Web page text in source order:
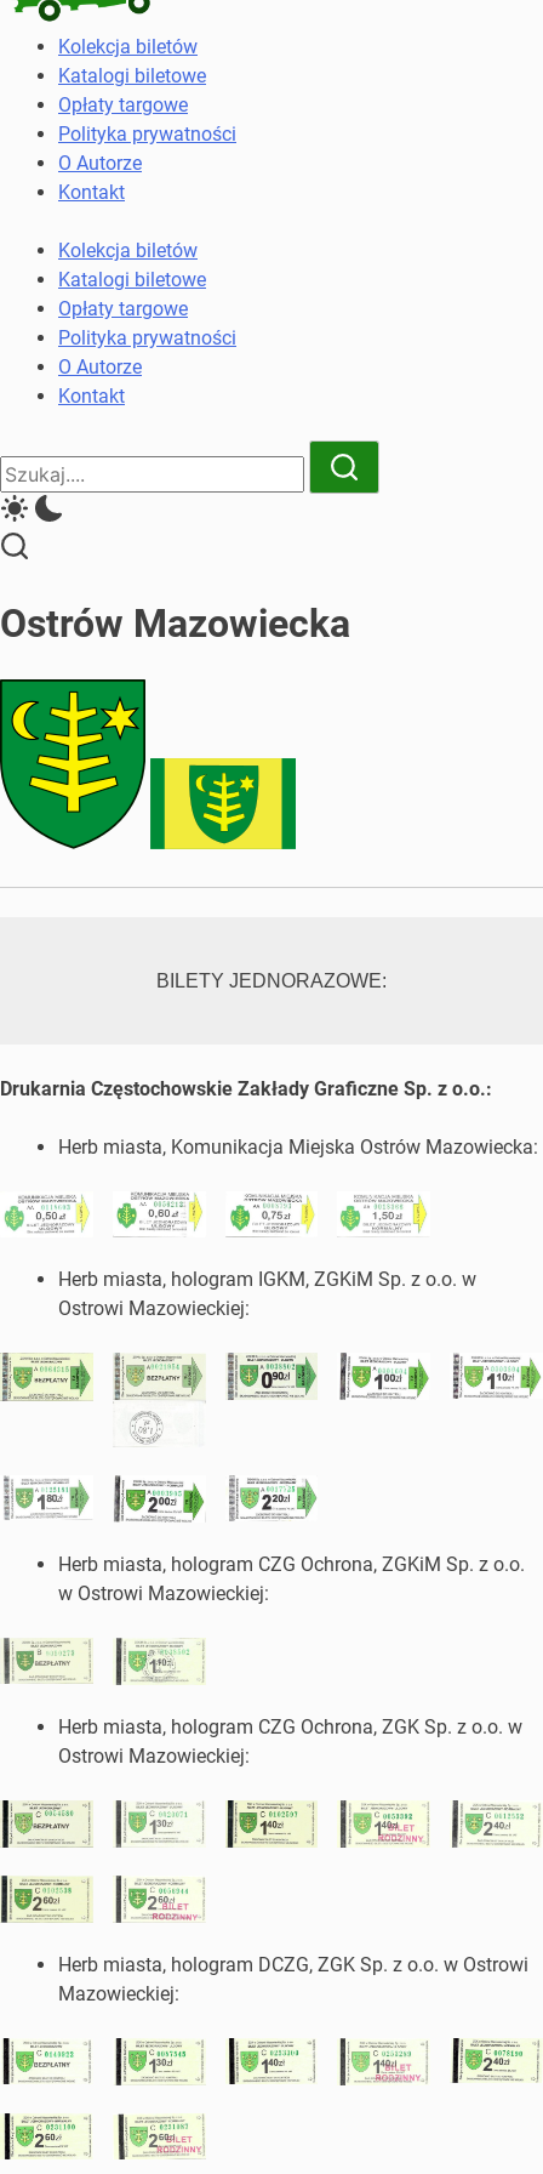
Kolekcja
biletów
komunikacji
miejskiej
kolejowych
Kolekcja biletów
Katalogi biletowe
Opłaty targowe
Polityka prywatności
O Autorze
Kontakt
Kolekcja biletów
Katalogi biletowe
Opłaty targowe
Polityka prywatności
O Autorze
Kontakt
Close
Search
Search
Ostrów Mazowiecka
BILETY JEDNORAZOWE:
Drukarnia Częstochowskie Zakłady Graficzne Sp. z o.o.:
Herb miasta, Komunikacja Miejska Ostrów Mazowiecka:
Herb miasta, hologram IGKM, ZGKiM Sp. z o.o. w
Ostrowi Mazowieckiej:
Herb miasta, hologram CZG Ochrona, ZGKiM Sp. z o.o.
w Ostrowi Mazowieckiej:
Herb miasta, hologram CZG Ochrona, ZGK Sp. z o.o. w
Ostrowi Mazowieckiej:
Herb miasta, hologram DCZG, ZGK Sp. z o.o. w Ostrowi
Mazowieckiej: